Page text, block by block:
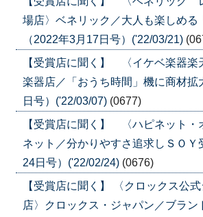
場店〉ベネリック／大人も楽しめる
（2022年3月17日号）('22/03/21)
【受賞店に聞く】 〈イケベ楽器楽
楽器店／「おうち時間」機に商材拡
日号）('22/03/07) (0677)
【受賞店に聞く】 〈ハピネット・
ネット／分かりやすさ追求しＳＯＹ
24日号）('22/02/24) (0676)
【受賞店に聞く】 〈クロックス公
店〉クロックス・ジャパン／ブラン